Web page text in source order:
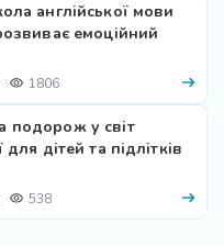
англійської мови
емоційний
1806
подорож у світ
для дітей та підлітків
538